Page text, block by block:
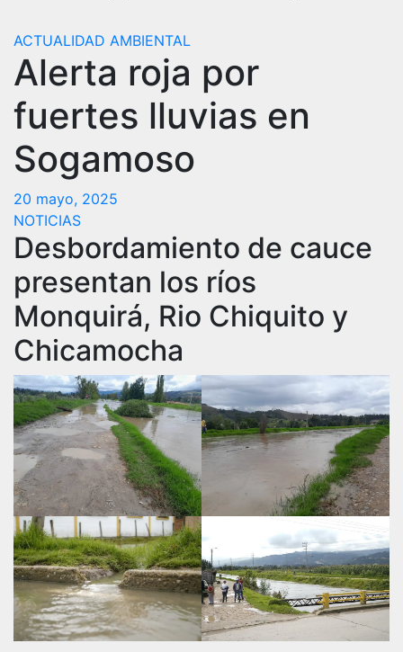
ACTUALIDAD AMBIENTAL
Alerta roja por
fuertes lluvias en
Sogamoso
20 mayo, 2025
NOTICIAS
Desbordamiento de cauce
presentan los ríos
Monquirá, Rio Chiquito y
Chicamocha